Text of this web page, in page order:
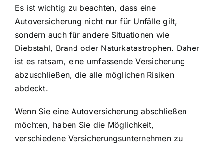
Es ist wichtig zu beachten, dass eine
Autoversicherung nicht nur für Unfälle gilt,
sondern auch für andere Situationen wie
Diebstahl, Brand oder Naturkatastrophen. Daher
ist es ratsam, eine umfassende Versicherung
abzuschließen, die alle möglichen Risiken
abdeckt.
Wenn Sie eine Autoversicherung abschließen
möchten, haben Sie die Möglichkeit,
verschiedene Versicherungsunternehmen zu